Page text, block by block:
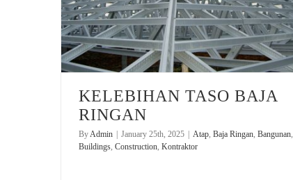
KELEBIHAN TASO BAJA
RINGAN
ByAdmin January 25th, 2025 Atap, Baja Ringan, Bangunan,
Buildings, Construction, Kontraktor